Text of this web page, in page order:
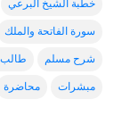
خطبة الشيخ البرعي
سورة الفاتحة والملك
شرح مسلم طالب
مبشرات محاضرة